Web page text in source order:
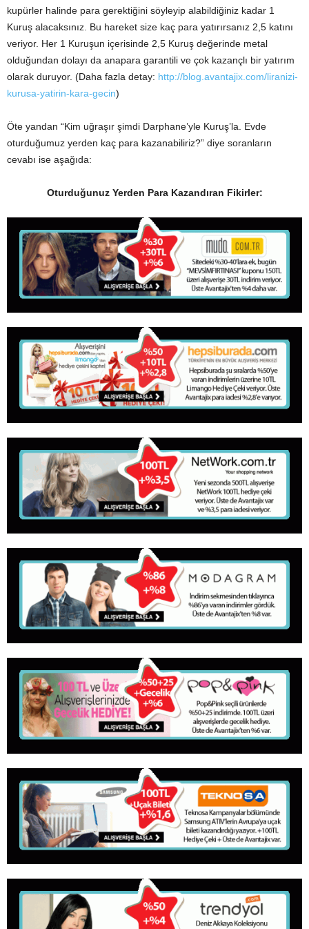
kupürler halinde para gerektiğini söyleyip alabildiğiniz kadar 1
Kuruş alacaksınız. Bu hareket size kaç para yatırırsanız 2,5 katını
veriyor. Her 1 Kuruşun içerisinde 2,5 Kuruş değerinde metal
olduğundan dolayı da anapara garantili ve çok kazançlı bir yatırım
olarak duruyor. (Daha fazla detay: http://blog.avantajix.com/liranizi-
kurusa-yatirin-kara-gecin)
Öte yandan “Kim uğraşır şimdi Darphane’yle Kuruş’la. Evde
oturduğumuz yerden kaç para kazanabiliriz?” diye soranların
cevabı ise aşağıda:
Oturduğunuz Yerden Para Kazandıran Fikirler: